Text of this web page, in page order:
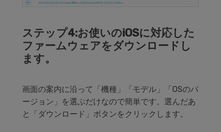
ステップ4:お使いのiOSに対応した
ファームウェアをダウンロードし
ます。
画面の案内に沿って「機種」「モデル」「OSのバ
ージョン」を選ぶだけなので簡単です。選んだあ
と「ダウンロード」ボタンをクリックします。